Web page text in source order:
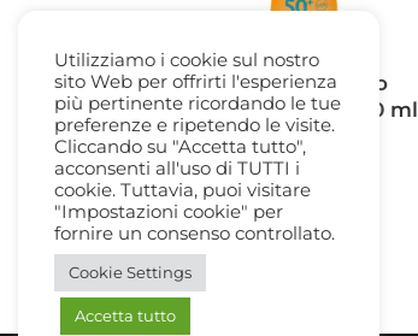
Arval Latte Protettivo
Corpo SPF 50+ fl. 200 ml
35,00€Il
prezzo
originale
era:
22,50€Il
prezzo
è:
Utilizziamo i cookie sul nostro
sito Web per offrirti l'esperienza
più pertinente ricordando le tue
preferenze e ripetendo le visite.
Cliccando su "Accetta tutto",
acconsenti all'uso di TUTTI i
cookie. Tuttavia, puoi visitare
"Impostazioni cookie" per
fornire un consenso controllato.
Cookie Settings
Accetta tutto